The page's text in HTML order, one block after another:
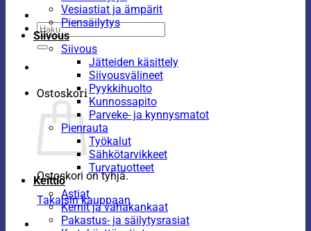
Etsi:
Ostoskori
Ostoskori on tyhjä.
Takaisin kauppaan
Vesiastiat ja ämpärit
Piensäilytys
Siivous
Siivous
Jätteiden käsittely
Siivousvälineet
Pyykkihuolto
Kunnossapito
Parveke- ja kynnysmatot
Pienrauta
Työkalut
Sähkötarvikkeet
Turvatuotteet
Keittiö
Astiat
Kernit ja vahakankaat
Pakastus- ja säilytysrasiat